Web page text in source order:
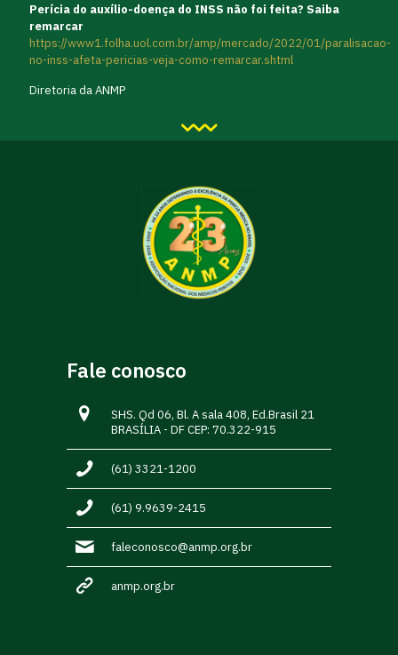
Perícia do auxílio-doença do INSS não foi feita? Saiba
remarcar
https://www1.folha.uol.com.br/amp/mercado/2022/01/paralisacao-
no-inss-afeta-pericias-veja-como-remarcar.shtml
Diretoria da ANMP
Fale conosco
SHS. Qd 06, Bl. A sala 408, Ed.Brasil 21
BRASÍLIA - DF CEP: 70.322-915
(61) 3321-1200
(61) 9.9639-2415
faleconosco@anmp.org.br
anmp.org.br